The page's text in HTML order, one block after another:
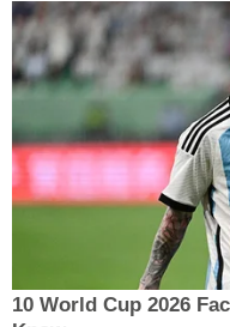
10 World Cup 2026